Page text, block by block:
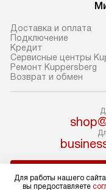
требуется перенос
до двери квартиры
установки,
согласуйте это с
За данную услугу
они не позволяют
через дверной
то сотрудники
службы не смогут
дверцы, ручки или
Доставка и оплата
Подключение
Кредит
Сервисные центры
Ремонт Kuppersberg
Возврат и обмен
Для работы нашего
вы предоставляете